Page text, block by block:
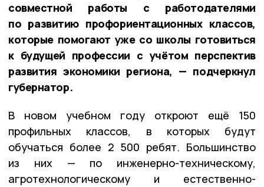
совместной работы с работодателями
по развитию профориентационных классов,
которые помогают уже со школы готовиться
к будущей профессии с учётом перспектив
развития экономики региона, — подчеркнул
губернатор.
В новом учебном году откроют ещё 150
профильных классов, в которых будут
обучаться более 2 500 ребят. Большинство
из них — по инженерно-техническому,
агротехнологическому и естественно-